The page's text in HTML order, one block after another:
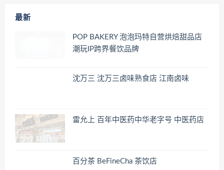
最新
POP BAKERY 泡泡玛特自营烘焙甜品店
潮玩IP跨界餐饮品牌
沈万三 沈万三卤味熟食店 江南卤味
雷允上 百年中医药中华老字号 中医药店
百分茶 BeFineCha 茶饮店